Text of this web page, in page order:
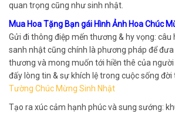
quan trọng cũng như sinh nhật.
Mua Hoa Tặng Bạn gái Hình Ảnh Hoa Chúc
Gửi đi thông điệp mến thương & hy vọng: câu
sanh nhật cũng chính là phương pháp để
thương và mong muốn tới hiền thê của người
đấy lòng tin & sự khích lệ trong cuộc sống đời
Tường Chúc Mừng Sinh Nhật
Tạo ra xúc cảm hạnh phúc và sung sướng: